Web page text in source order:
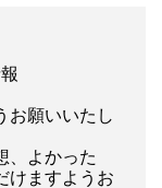
お願いいたし
、よかった
けますようお